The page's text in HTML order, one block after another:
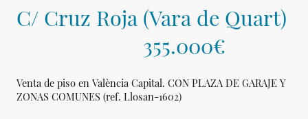
C/ Cruz Roja (Vara de Quart)
355.000€
Venta de piso en València Capital. CON PLAZA DE GARAJE Y
ZONAS COMUNES (ref. Llosan-1602)